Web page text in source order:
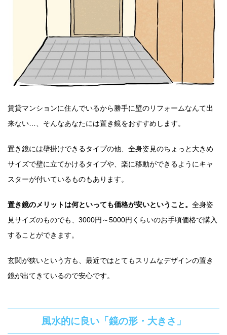
賃貸マンションに住んでいるから勝手に壁のリフォームなんて出
来ない…、そんなあなたには置き鏡をおすすめします。
置き鏡には壁掛けできるタイプの他、全身姿見のちょっと大きめ
サイズで壁に立てかけるタイプや、楽に移動ができるようにキャ
スターが付いているものもあります。
置き鏡のメリットは何といっても価格が安いということ。 全身姿
見サイズのものでも、3000円～5000円くらいのお手頃価格で購入
することができます。
玄関が狭いという方も、最近ではとてもスリムなデザインの置き
鏡が出てきているので安心です。
風水的に良い「鏡の形・大きさ」